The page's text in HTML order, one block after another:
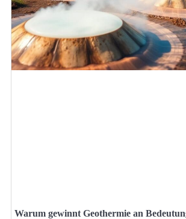
Warum gewinnt Geothermie an